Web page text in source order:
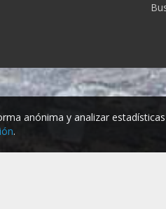
anónima y analizar
.